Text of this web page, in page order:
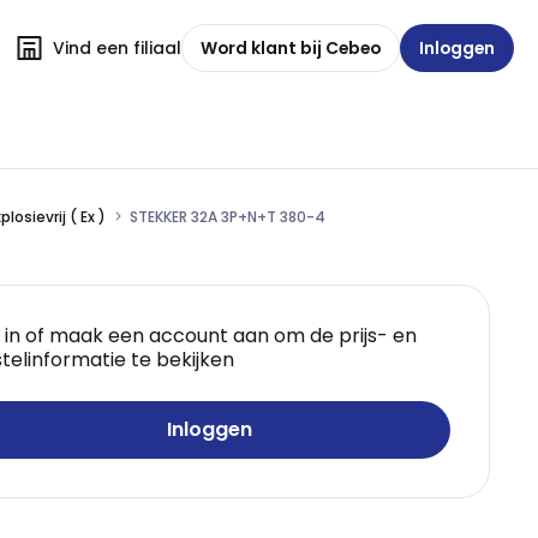
Vind een filiaal Word klant bij Cebeo Inloggen
( Ex ) STEKKER 32A 3P+N+T 380-4
in of maak een account aan om de prijs- en
te bekijken
Inloggen